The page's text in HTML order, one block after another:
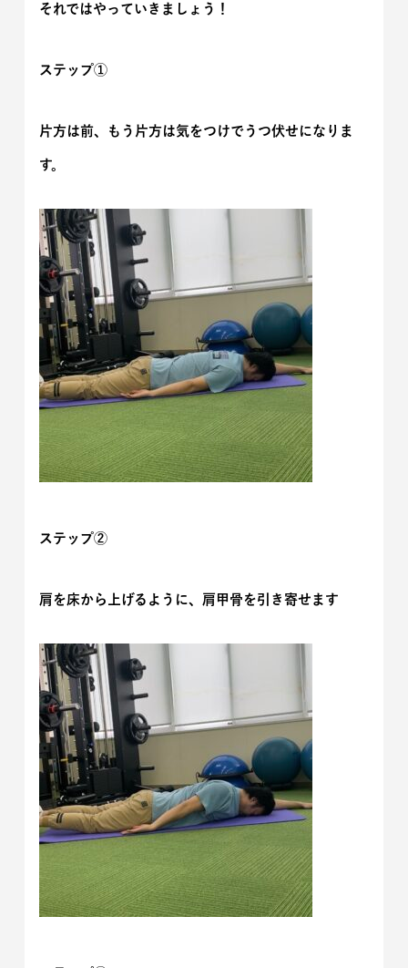
それではやっていきましょう！
ステップ①
片方は前、もう片方は気をつけでうつ伏せになりま
す。
ステップ②
肩を床から上げるように、肩甲骨を引き寄せます